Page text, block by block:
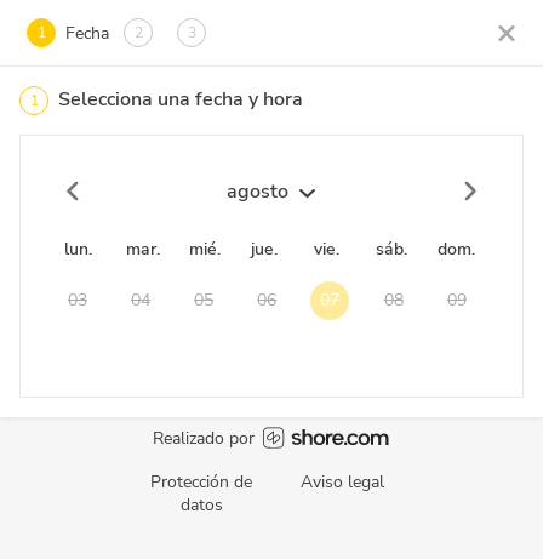
1 Fecha 2 3
1 Selecciona una fecha y hora
agosto
lun. mar. mié. jue. vie. sáb. dom.
03 04 05 06 07 08 09
Realizado por
Protección de
datos
Aviso legal